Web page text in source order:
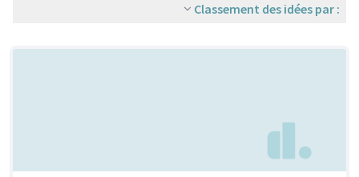
Classement des idées par :